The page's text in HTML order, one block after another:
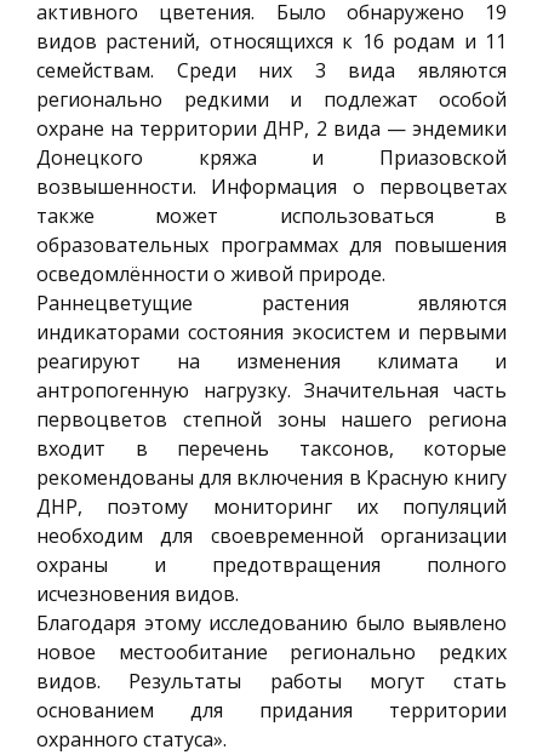
активного цветения. Было обнаружено 19
видов растений, относящихся к 16 родам и 11
семействам. Среди них 3 вида являются
регионально редкими и подлежат особой
охране на территории ДНР, 2 вида — эндемики
Донецкого кряжа и Приазовской
возвышенности. Информация о первоцветах
также может использоваться в
образовательных программах для повышения
осведомлённости о живой природе.
Раннецветущие растения являются
индикаторами состояния экосистем и первыми
реагируют на изменения климата и
антропогенную нагрузку. Значительная часть
первоцветов степной зоны нашего региона
входит в перечень таксонов, которые
рекомендованы для включения в Красную книгу
ДНР, поэтому мониторинг их популяций
необходим для своевременной организации
охраны и предотвращения полного
исчезновения видов.
Благодаря этому исследованию было выявлено
новое местообитание регионально редких
видов. Результаты работы могут стать
основанием для придания территории
охранного статуса».